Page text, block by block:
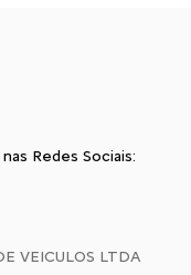
Redes Sociais:
VEICULOS LTDA